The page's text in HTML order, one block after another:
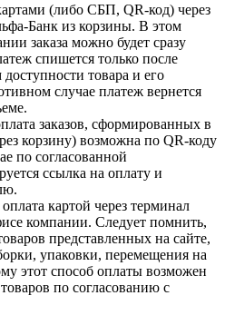
(либо СБП, QR-код) через
Банк из корзины. В этом
заказа можно будет сразу
спишется только после
товара и его
случае платеж вернется
заказов, сформированных в
корзину) возможна по QR-коду
по согласованной
ссылка на оплату и
картой через терминал
компании. Следует помнить,
представленных на сайте,
упаковки, перемещения на
этот способ оплаты возможен
по согласованию с